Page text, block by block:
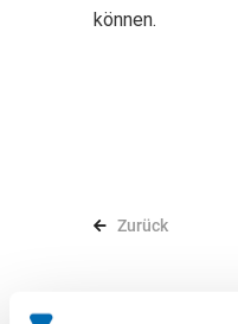
Zurück
können.